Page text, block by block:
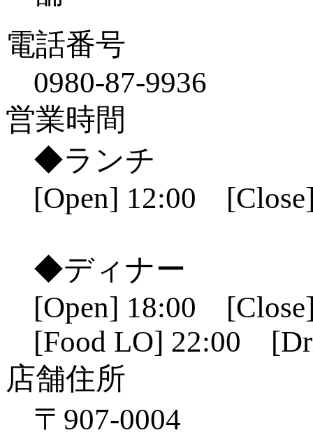
電話番号
0980-87-9936
営業時間
◆ランチ
[Open] 12:00
◆ディナー
[Open] 18:00
[Food LO] 22:00
店舗住所
〒907-0004